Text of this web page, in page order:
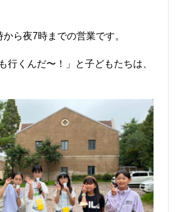
ら夜7時までの営業です。
行くんだ〜！」と子どもたちは、